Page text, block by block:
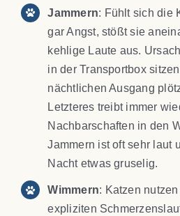
Jammern: Fühlt sich die
gar Angst, stößt sie
kehlige Laute aus.
in der Transportbox
nächtlichen Ausgang
Letzteres treibt immer
Nachbarschaften in den
Jammern ist oft sehr laut
Nacht etwas gruselig.
Wimmern: Katzen
expliziten